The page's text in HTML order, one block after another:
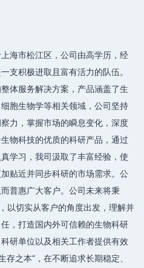
海市松江区，公司由高学历，经
支积极进取且富有活力的队伍。
体服务解决方案，产品涵盖了生
胞生物学等相关领域，公司坚持
力，掌握市场的瞬息变化，深度
物科技的优质的科研产品，通过
学习，我司汲取了丰富经验，使
贴近并同步科研的市场需求。公
普惠广大客户。公司未来将秉
以切实从客户的角度出发，理解并
，打造国内外可信赖的生物科研
研单位以及相关工作者提供有效
之本”，在不断追求长期稳定、